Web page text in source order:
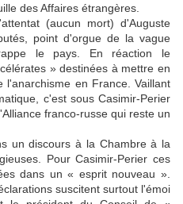
des Affaires étrangères.
(aucun mort) d'Auguste
point d'orgue de la vague
le pays. En réaction le
» destinées à mettre en
l'anarchisme en France. Vaillant
c'est sous Casimir-Perier
franco-russe qui reste un
un discours à la Chambre à la
Pour Casimir-Perier ces
dans un « esprit nouveau ».
suscitent surtout l'émoi